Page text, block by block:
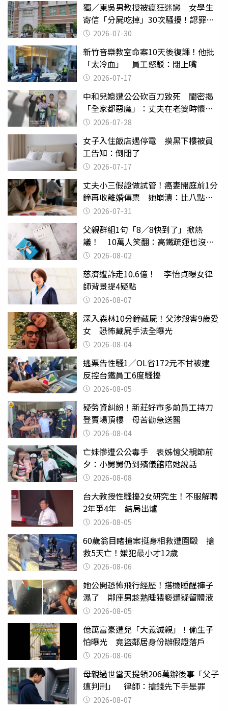
獨／東吳男教授被瘋狂迷戀 女學生
寄信「分屍吃掉」30次騷擾！認罪免
關 2026-07-30
新竹音樂教室命案10天後復課！他批
「太冷血」 員工怒駁：閉上嘴
2026-07-17
中和兒媳遭公公砍百刀致死 閨密揭
「全家都惡魔」：丈夫在老婆時懷孕
摔東西
2026-07-28
女子入住飯店遇停電 摸黑下樓被員
工告知：倒閉了
2026-07-17
丈夫小三假證做試管！癌妻開庭前1分
鐘再收離婚傳票 她崩潰：比八點檔
還扯2026-07-31
父親群組1句「8／8快到了」掀熱
議！ 10萬人笑翻：高鐵疏運也沒列
父親節
2026-08-02
慈濟遭詐走10.6億！ 李怡貞曝女律
師背景提4疑點
2026-08-07
深入森林10分鐘藏屍！父涉殺害9歲愛
女 恐怖藏屍手法全曝光
2026-08-04
逃票告性騷1／OL省172元不甘被逮
反控台鐵員工6度騷擾
2026-08-05
疑勞資糾紛！新莊好市多前員工持刀
登賣場頂樓 母苦勸急送醫
2026-08-04
亡妹慘遭公公毒手 表姊憶父親節前
夕：小舅舅仍到殯儀館陪她說話
2026-08-08
台大教授性騷擾2女研究生！不服解聘
2年爭4年 結局出爐
2026-08-05
60歲翁目睹搶案挺身相救遭圍毆 搶
救5天亡！嫌犯最小才12歲
2026-08-06
她公開恐怖飛行經歷！搭機睡醒褲子
濕了 鄰座男趁熟睡猥褻還疑留體液
2026-08-05
億萬富豪遭兒「大義滅親」！偷生子
怕曝光 竟盜鄰居身份辦假證落戶
2026-08-06
母親過世當天提領206萬辦後事「父子
遭判刑」 律師：搶錢先下手是罪
2026-08-07